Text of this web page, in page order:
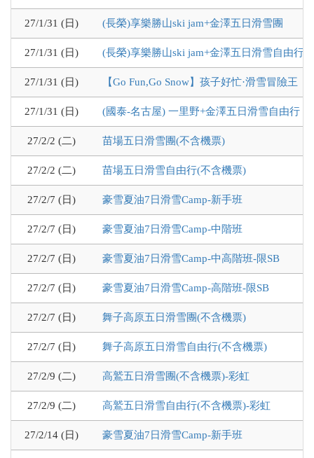
27/1/31 (日) (長榮)享樂勝山ski jam+金澤五日滑雪團
27/1/31 (日) (長榮)享樂勝山ski jam+金澤五日滑雪自由行
27/1/31 (日) 【Go Fun,Go Snow】孩子好忙·滑雪冒險王
27/1/31 (日) (國泰-名古屋) 一里野+金澤五日滑雪自由行
27/2/2 (二) 苗場五日滑雪團(不含機票)
27/2/2 (二) 苗場五日滑雪自由行(不含機票)
27/2/7 (日) 豪雪夏油7日滑雪Camp-新手班
27/2/7 (日) 豪雪夏油7日滑雪Camp-中階班
27/2/7 (日) 豪雪夏油7日滑雪Camp-中高階班-限SB
27/2/7 (日) 豪雪夏油7日滑雪Camp-高階班-限SB
27/2/7 (日) 舞子高原五日滑雪團(不含機票)
27/2/7 (日) 舞子高原五日滑雪自由行(不含機票)
27/2/9 (二) 高鷲五日滑雪團(不含機票)-彩虹
27/2/9 (二) 高鷲五日滑雪自由行(不含機票)-彩虹
27/2/14 (日) 豪雪夏油7日滑雪Camp-新手班